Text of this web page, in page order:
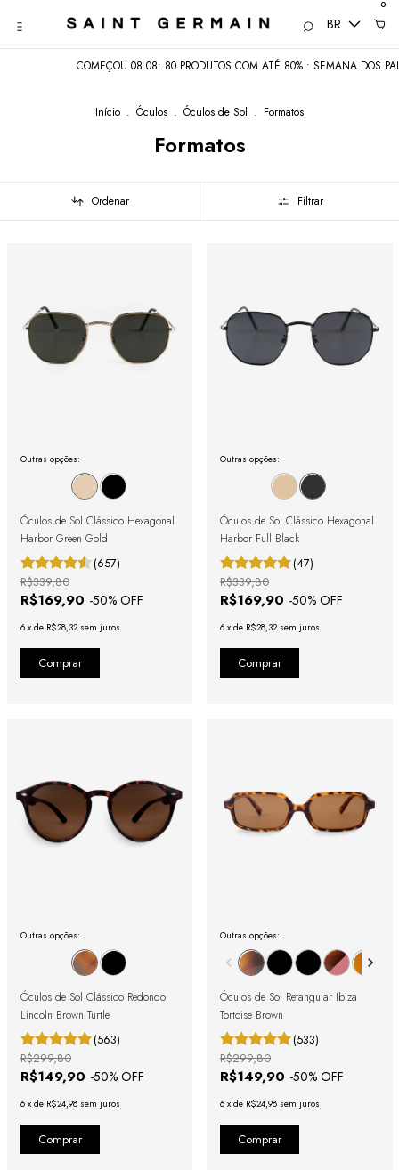
BR
0
COMEÇOU 08.08: 80 PRODUTOS COM ATÉ 80% • SEMANA DOS PAIS:
Início . Óculos . Óculos de Sol . Formatos
Formatos
Ordenar Filtrar
Outras opções:
Óculos de Sol Clássico Hexagonal
Harbor Green Gold
(657)
R$169,90 -50% OFF
R$339,80
6 x de R$28,32 sem juros
Outras opções:
Óculos de Sol Clássico Hexagonal
Harbor Full Black
(47)
R$169,90 -50% OFF
R$339,80
6 x de R$28,32 sem juros
Outras opções:
Óculos de Sol Clássico Redondo
Lincoln Brown Turtle
(563)
R$149,90 -50% OFF
R$299,80
6 x de R$24,98 sem juros
Outras opções:
Óculos de Sol Retangular Ibiza
Tortoise Brown
(533)
R$149,90 -50% OFF
R$299,80
6 x de R$24,98 sem juros